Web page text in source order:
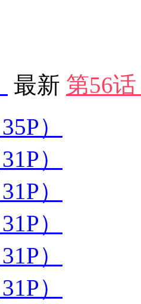
最新 第56
35P）
31P）
31P）
31P）
31P）
31P）